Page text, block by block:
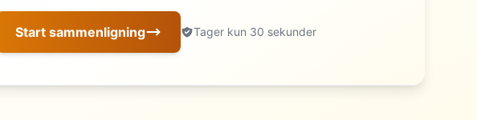
Start sammenligning Tager kun 30 sekunder